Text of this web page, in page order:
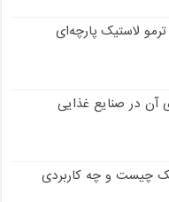
لاستیک پارچه‌ای
در صنایع غذایی
چیست و چه کاربردی